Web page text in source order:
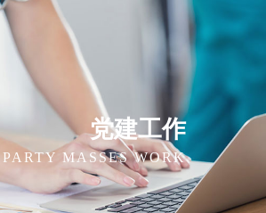
党建工作
PARTY MASSES WORK